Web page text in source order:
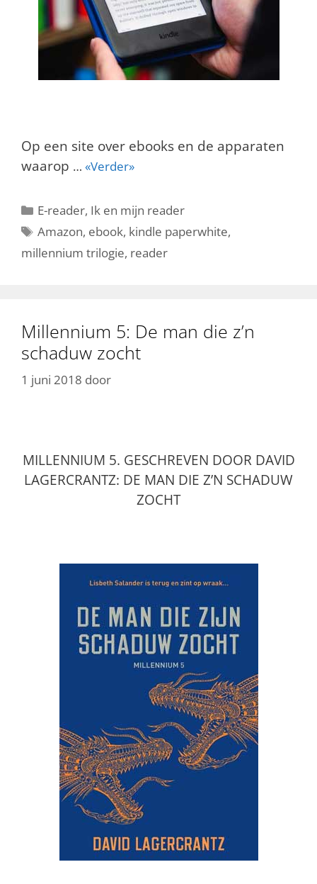
Op een site over ebooks en de apparaten
waarop … «Verder»
Categorieën
E-reader, Ik en mijn reader
Tags
Amazon, ebook, kindle paperwhite,
millennium trilogie, reader
Millennium 5: De man die z’n
schaduw zocht
1 juni 2018 door
MILLENNIUM 5. GESCHREVEN DOOR DAVID
LAGERCRANTZ: DE MAN DIE Z’N SCHADUW
ZOCHT